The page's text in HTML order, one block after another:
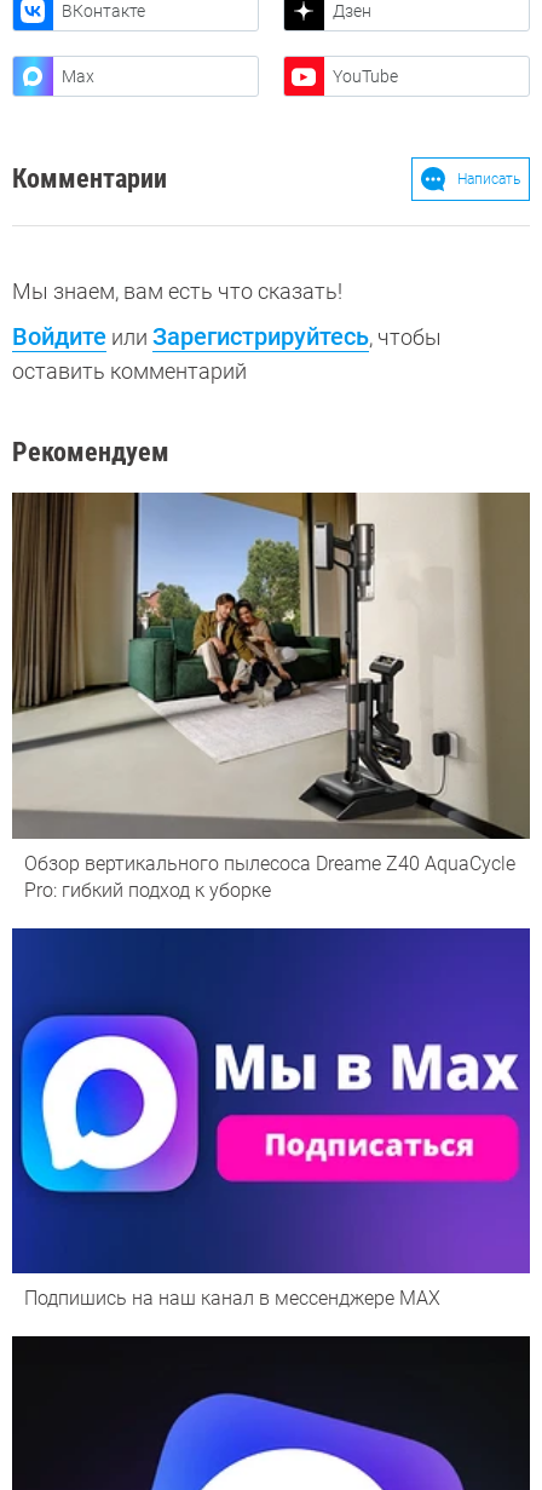
ВКонтакте Дзен
Max YouTube
Комментарии Написать
Мы знаем, вам есть что сказать!
Войдите или Зарегистрируйтесь, чтобы
оставить комментарий
Рекомендуем
Обзор вертикального пылесоса Dreame Z40 AquaCycle
Pro: гибкий подход к уборке
Подпишись на наш канал в мессенджере МАХ